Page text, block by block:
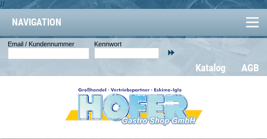
//
NAVIGATION
Email / Kundennummer Kennwort
AGB
Katalog